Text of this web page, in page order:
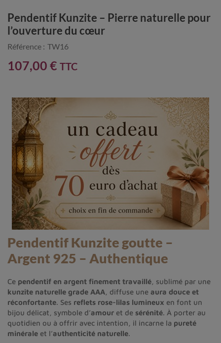
Pendentif Kunzite – Pierre naturelle pour
l’ouverture du cœur
Référence : TW16
107,00 € TTC
Pendentif Kunzite goutte –
Argent 925 – Authentique
Ce pendentif en argent finement travaillé , sublimé par une
kunzite naturelle grade AAA , diffuse une aura douce et
réconfortante. Ses reflets rose-lilas lumineux en font un
bijou délicat, symbole d’amour et de sérénité. À porter au
quotidien ou à offrir avec intention, il incarne la pureté
minérale et l’authenticité naturelle.